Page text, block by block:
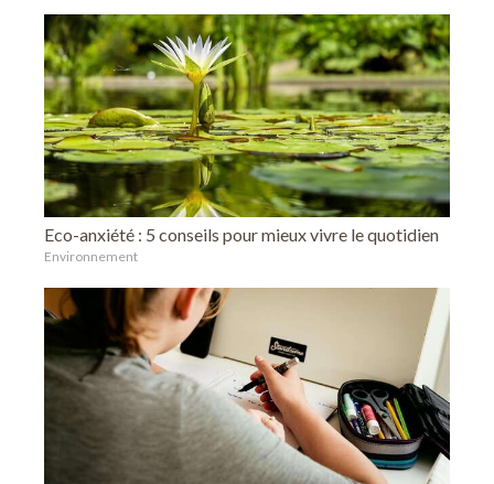
Eco-anxiété : 5 conseils pour mieux vivre le quotidien
Environnement